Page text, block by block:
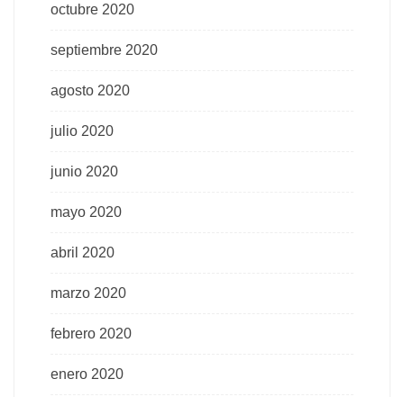
octubre 2020
septiembre 2020
agosto 2020
julio 2020
junio 2020
mayo 2020
abril 2020
marzo 2020
febrero 2020
enero 2020